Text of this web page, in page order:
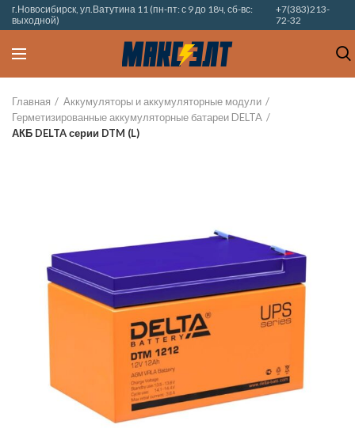
г.Новосибирск, ул.Ватутина 11 (пн-пт: с 9 до 18ч, сб-вс:
выходной)
+7(383)213-
72-32
Главная
Аккумуляторы и аккумуляторные модули
Герметизированные аккумуляторные батареи DELTA
АКБ DELTA серии DTM (L)